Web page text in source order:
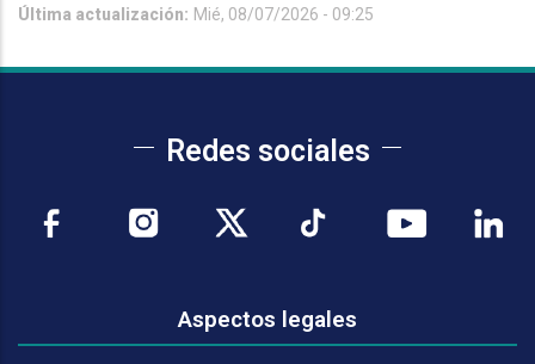
Última actualización: Mié, 08/07/2026 - 09:25
Redes sociales
Aspectos legales